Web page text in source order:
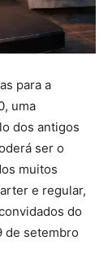
para a
uma
dos antigos
ser o
muitos
e regular,
do
de setembro